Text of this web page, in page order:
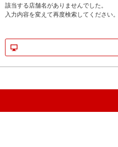
該当する店舗名がありませんでした。
入力内容を変えて再度検索してください。